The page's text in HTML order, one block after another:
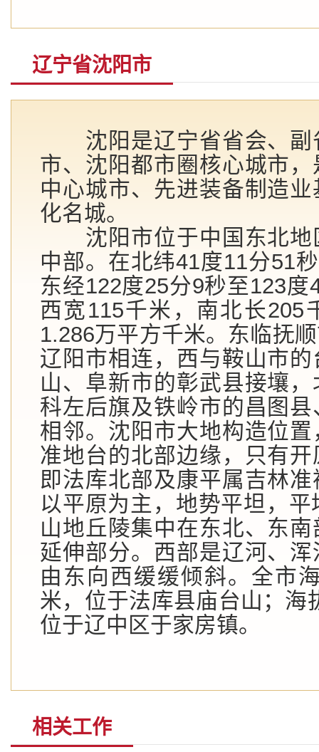
辽宁省沈阳市
沈阳是辽宁省省会、副
市、沈阳都市圈核心城市
中心城市、先进装备制造
化名城。
沈阳市位于中国东北地
中部。在北纬41度11分51
东经122度25分9秒至123度
西宽115千米，南北长205
1.286万平方千米。东临抚
辽阳市相连，西与鞍山市
山、阜新市的彰武县接壤
科左后旗及铁岭市的昌图
相邻。沈阳市大地构造位
准地台的北部边缘，只有
即法库北部及康平属吉林
以平原为主，地势平坦，
山地丘陵集中在东北、东
延伸部分。西部是辽河、
由东向西缓缓倾斜。全市
米，位于法库县庙台山；海
位于辽中区于家房镇。
相关工作